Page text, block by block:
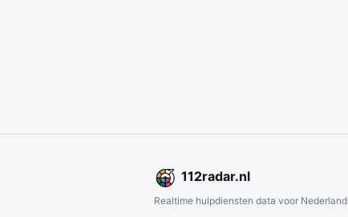
112radar.nl
Realtime hulpdiensten data voor Nederland